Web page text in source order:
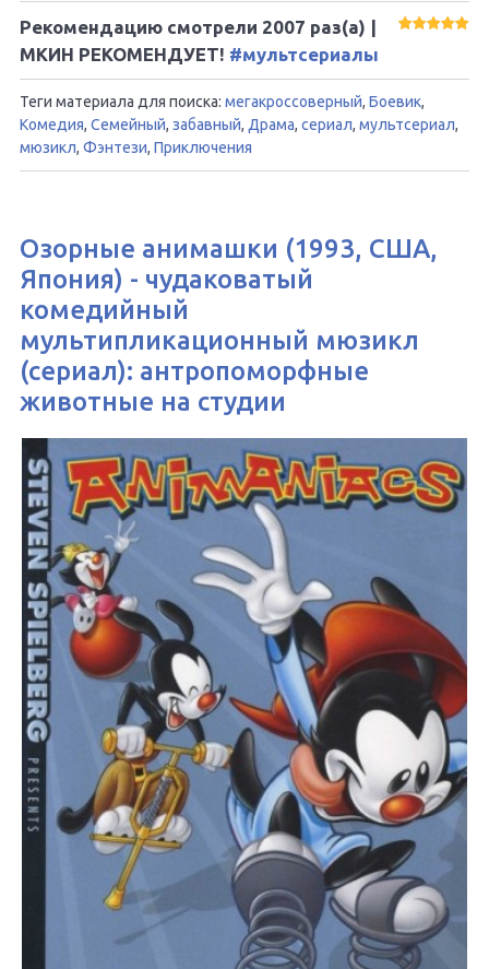
Рекомендацию смотрели 2007 раз(а) |
МКИН РЕКОМЕНДУЕТ! #мультсериалы
Теги материала для поиска: мегакроссоверный, Боевик,
Комедия, Семейный, забавный, Драма, сериал, мультсериал,
мюзикл, Фэнтези, Приключения
Озорные анимашки (1993, США,
Япония) - чудаковатый
комедийный
мультипликационный мюзикл
(сериал): антропоморфные
животные на студии